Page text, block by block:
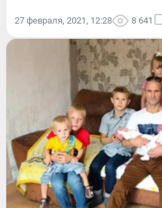
27 февраля, 2021, 12:28 8 641